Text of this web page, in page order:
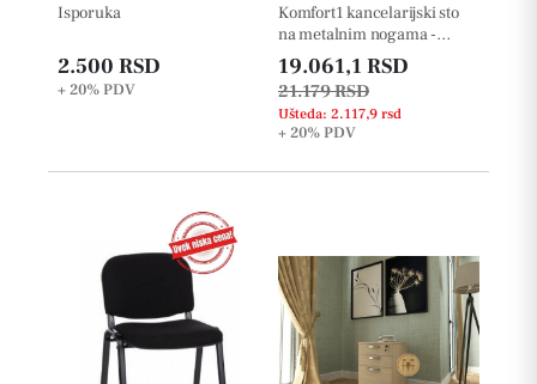
Isporuka
2.500 RSD
+ 20%PDV
Komfort1 kancelarijski sto
na metalnim nogama -
36mm
19.061,1 RSD
21.179 RSD
Ušteda: 2.117,9 rsd
+ 20%PDV